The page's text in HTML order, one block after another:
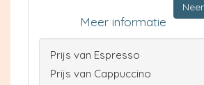
Meer informatie
Prijs van Espresso
Prijs van Cappuccino